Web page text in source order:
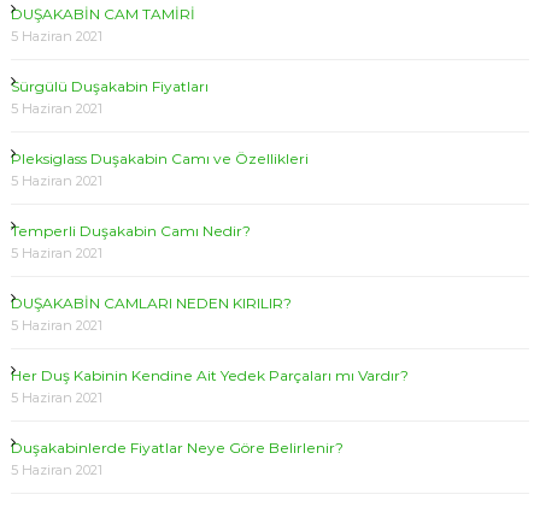
DUŞAKABİN CAM TAMİRİ
5 Haziran 2021
Sürgülü Duşakabin Fiyatları
5 Haziran 2021
Pleksiglass Duşakabin Camı ve Özellikleri
5 Haziran 2021
Temperli Duşakabin Camı Nedir?
5 Haziran 2021
DUŞAKABİN CAMLARI NEDEN KIRILIR?
5 Haziran 2021
Her Duş Kabinin Kendine Ait Yedek Parçaları mı Vardır?
5 Haziran 2021
Duşakabinlerde Fiyatlar Neye Göre Belirlenir?
5 Haziran 2021